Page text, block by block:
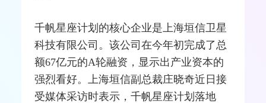
千帆星座计划的核心企业是上海垣信卫星
科技有限公司。该公司在今年初完成了总
额67亿元的A轮融资，显示出产业资本的
强烈看好。上海垣信副总裁庄晓奇近日接
受媒体采访时表示，千帆星座计划落地